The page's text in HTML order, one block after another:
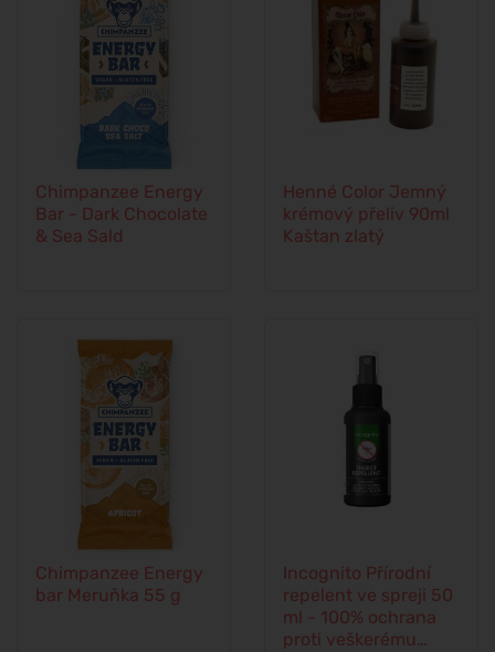
Chimpanzee Energy
Bar - Dark Chocolate
& Sea Sald
Henné Color Jemný
krémový přeliv 90ml
Kaštan zlatý
Chimpanzee Energy
bar Meruňka 55 g
Incognito Přírodní
repelent ve spreji 50
ml - 100% ochrana
proti veškerému